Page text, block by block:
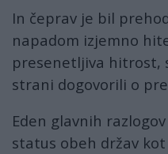
In čeprav je bil
napadom izjemno
presenetljiva hitrost,
strani dogovorili o
Eden glavnih
status obeh držav